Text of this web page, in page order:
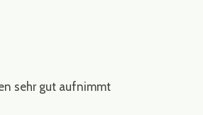
sehr gut aufnimmt